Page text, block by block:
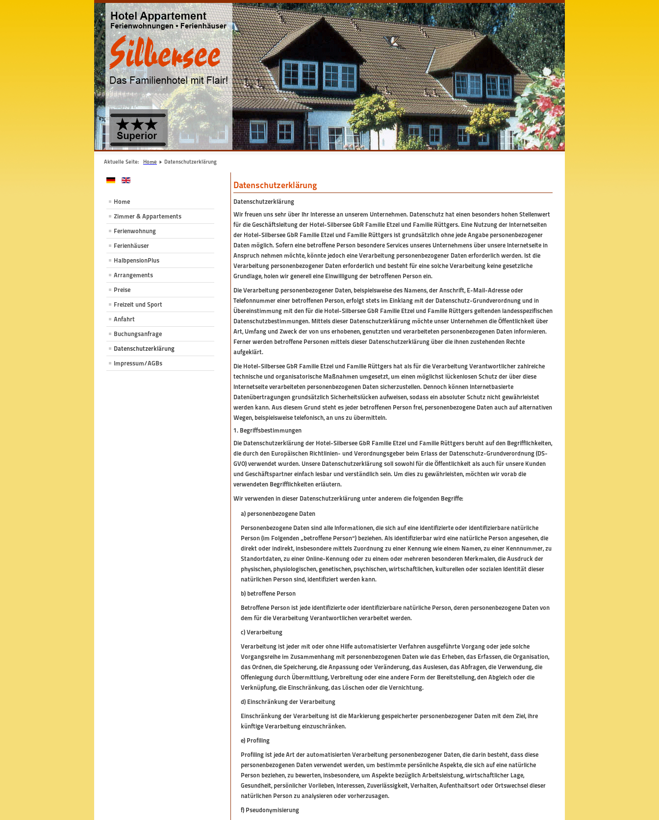
Aktuelle Seite: Home Datenschutzerklärung
Home
Zimmer & Appartements
Ferienwohnung
Ferienhäuser
HalbpensionPlus
Arrangements
Preise
Freizeit und Sport
Anfahrt
Buchungsanfrage
Datenschutzerklärung
Impressum/AGBs
Datenschutzerklärung
Datenschutzerklärung
Wir freuen uns sehr über Ihr Interesse an unserem Unternehmen. Datenschutz hat einen besonders hohen Stellenwert
für die Geschäftsleitung der Hotel-Silbersee GbR Familie Etzel und Familie Rüttgers. Eine Nutzung der Internetseiten
der Hotel-Silbersee GbR Familie Etzel und Familie Rüttgers ist grundsätzlich ohne jede Angabe personenbezogener
Daten möglich. Sofern eine betroffene Person besondere Services unseres Unternehmens über unsere Internetseite in
Anspruch nehmen möchte, könnte jedoch eine Verarbeitung personenbezogener Daten erforderlich werden. Ist die
Verarbeitung personenbezogener Daten erforderlich und besteht für eine solche Verarbeitung keine gesetzliche
Grundlage, holen wir generell eine Einwilligung der betroffenen Person ein.
Die Verarbeitung personenbezogener Daten, beispielsweise des Namens, der Anschrift, E-Mail-Adresse oder
Telefonnummer einer betroffenen Person, erfolgt stets im Einklang mit der Datenschutz-Grundverordnung und in
Übereinstimmung mit den für die Hotel-Silbersee GbR Familie Etzel und Familie Rüttgers geltenden landesspezifischen
Datenschutzbestimmungen. Mittels dieser Datenschutzerklärung möchte unser Unternehmen die Öffentlichkeit über
Art, Umfang und Zweck der von uns erhobenen, genutzten und verarbeiteten personenbezogenen Daten informieren.
Ferner werden betroffene Personen mittels dieser Datenschutzerklärung über die ihnen zustehenden Rechte
aufgeklärt.
Die Hotel-Silbersee GbR Familie Etzel und Familie Rüttgers hat als für die Verarbeitung Verantwortlicher zahlreiche
technische und organisatorische Maßnahmen umgesetzt, um einen möglichst lückenlosen Schutz der über diese
Internetseite verarbeiteten personenbezogenen Daten sicherzustellen. Dennoch können Internetbasierte
Datenübertragungen grundsätzlich Sicherheitslücken aufweisen, sodass ein absoluter Schutz nicht gewährleistet
werden kann. Aus diesem Grund steht es jeder betroffenen Person frei, personenbezogene Daten auch auf alternativen
Wegen, beispielsweise telefonisch, an uns zu übermitteln.
1. Begriffsbestimmungen
Die Datenschutzerklärung der Hotel-Silbersee GbR Familie Etzel und Familie Rüttgers beruht auf den Begrifflichkeiten,
die durch den Europäischen Richtlinien- und Verordnungsgeber beim Erlass der Datenschutz-Grundverordnung (DS-
GVO) verwendet wurden. Unsere Datenschutzerklärung soll sowohl für die Öffentlichkeit als auch für unsere Kunden
und Geschäftspartner einfach lesbar und verständlich sein. Um dies zu gewährleisten, möchten wir vorab die
verwendeten Begrifflichkeiten erläutern.
Wir verwenden in dieser Datenschutzerklärung unter anderem die folgenden Begriffe:
a) personenbezogene Daten
Personenbezogene Daten sind alle Informationen, die sich auf eine identifizierte oder identifizierbare natürliche
Person (im Folgenden „betroffene Person“) beziehen. Als identifizierbar wird eine natürliche Person angesehen, die
direkt oder indirekt, insbesondere mittels Zuordnung zu einer Kennung wie einem Namen, zu einer Kennnummer, zu
Standortdaten, zu einer Online-Kennung oder zu einem oder mehreren besonderen Merkmalen, die Ausdruck der
physischen, physiologischen, genetischen, psychischen, wirtschaftlichen, kulturellen oder sozialen Identität dieser
natürlichen Person sind, identifiziert werden kann.
b) betroffene Person
Betroffene Person ist jede identifizierte oder identifizierbare natürliche Person, deren personenbezogene Daten von
dem für die Verarbeitung Verantwortlichen verarbeitet werden.
c) Verarbeitung
Verarbeitung ist jeder mit oder ohne Hilfe automatisierter Verfahren ausgeführte Vorgang oder jede solche
Vorgangsreihe im Zusammenhang mit personenbezogenen Daten wie das Erheben, das Erfassen, die Organisation,
das Ordnen, die Speicherung, die Anpassung oder Veränderung, das Auslesen, das Abfragen, die Verwendung, die
Offenlegung durch Übermittlung, Verbreitung oder eine andere Form der Bereitstellung, den Abgleich oder die
Verknüpfung, die Einschränkung, das Löschen oder die Vernichtung.
d) Einschränkung der Verarbeitung
Einschränkung der Verarbeitung ist die Markierung gespeicherter personenbezogener Daten mit dem Ziel, ihre
künftige Verarbeitung einzuschränken.
e) Profiling
Profiling ist jede Art der automatisierten Verarbeitung personenbezogener Daten, die darin besteht, dass diese
personenbezogenen Daten verwendet werden, um bestimmte persönliche Aspekte, die sich auf eine natürliche
Person beziehen, zu bewerten, insbesondere, um Aspekte bezüglich Arbeitsleistung, wirtschaftlicher Lage,
Gesundheit, persönlicher Vorlieben, Interessen, Zuverlässigkeit, Verhalten, Aufenthaltsort oder Ortswechsel dieser
natürlichen Person zu analysieren oder vorherzusagen.
f) Pseudonymisierung